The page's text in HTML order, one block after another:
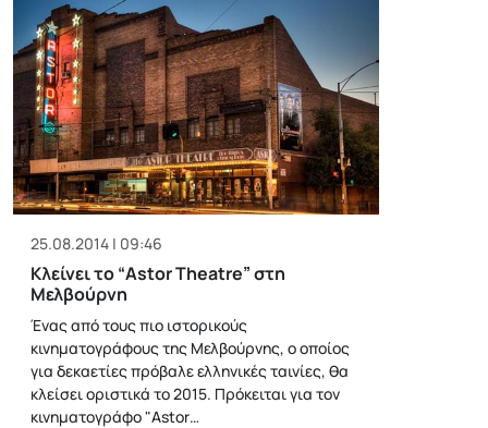
25.08.2014 | 09:46
Κλείνει το “Astor Theatre” στη
Μελβούρνη
Ένας από τους πιο ιστορικούς
κινηματογράφους της Μελβούρνης, ο οποίος
για δεκαετίες πρόβαλε ελληνικές ταινίες, θα
κλείσει οριστικά το 2015. Πρόκειται για τον
κινηματογράφο "Astor…